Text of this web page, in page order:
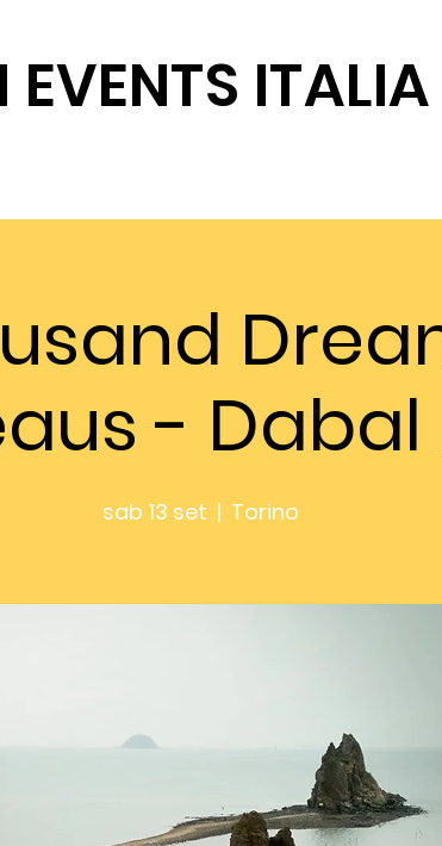
EVENTS ITALIA
- Dabal
sab 13 set
  |
Torino